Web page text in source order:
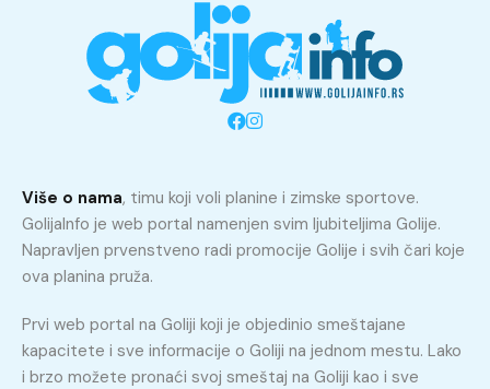
Više o nama, timu koji voli planine i zimske sportove.
GolijaInfo je web portal namenjen svim ljubiteljima Golije.
Napravljen prvenstveno radi promocije Golije i svih čari koje
ova planina pruža.
Prvi web portal na Goliji koji je objedinio smeštajane
kapacitete i sve informacije o Goliji na jednom mestu. Lako
i brzo možete pronaći svoj smeštaj na Goliji kao i sve